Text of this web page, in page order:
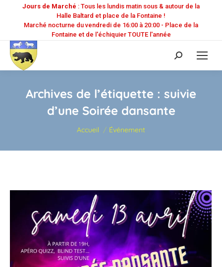
Jours de Marché : Tous les lundis matin sous & autour de la
Halle Baltard et place de la Fontaine !
Marché nocturne du vendredi de 16:00 à 20:00 - Place de la
Fontaine et de l'échiquier TOUTE l'année
Recherche
:
Archives de l’étiquette : suivie
d’une Soirée dansante
Vous êtes ici :
Accueil Événement